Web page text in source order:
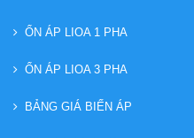
ỔN ÁP LIOA 1 PHA
ỔN ÁP LIOA 3 PHA
BẢNG GIÁ BIẾN ÁP